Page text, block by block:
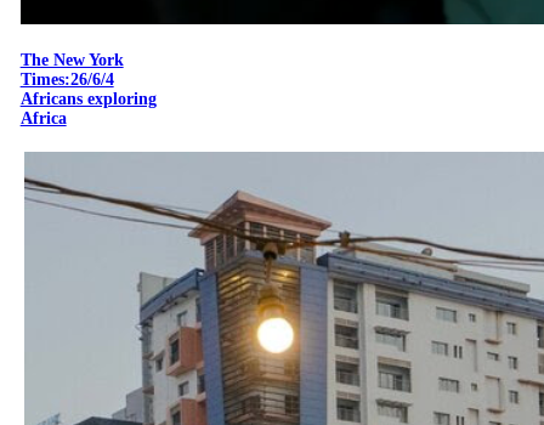
The New York
Times:26/6/4
Africans exploring
Africa